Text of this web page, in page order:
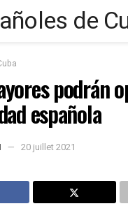
podrán
española
20 juillet 2021